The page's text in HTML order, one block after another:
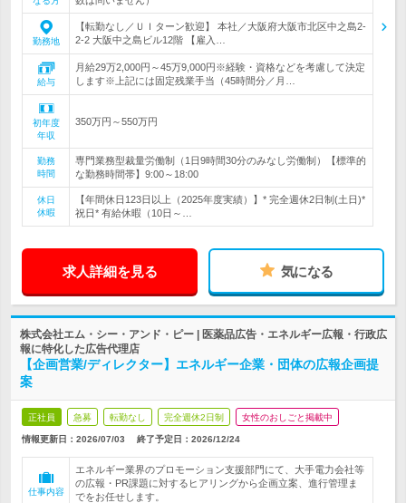
勤務地
【転勤なし／ＵＩターン歓迎】 本社／大阪府大阪市北区中之島2-
2-2 大阪中之島ビル12階 【雇入…
給与
月給29万2,000円～45万9,000円※経験・資格などを考慮して決定
します※上記には固定残業手当（45時間分／月…
初年度
年収
350万円～550万円
勤務
時間
専門業務型裁量労働制（1日9時間30分のみなし労働制）【標準的
な勤務時間帯】9:00～18:00
休日
休暇
【年間休日123日以上（2025年度実績）】* 完全週休2日制(土日)*
祝日* 有給休暇（10日～…
求人詳細を見る 気になる
株式会社エム・シー・アンド・ピー | 医薬品広告・エネルギー広報・行政広
報に特化した広告代理店
【企画営業/ディレクター】エネルギー企業・団体の広報企画提
案
正社員 急募 転勤なし 完全週休2日制 女性のおしごと掲載中
情報更新日：2026/07/03 終了予定日： 2026/12/24
仕事内容
エネルギー業界のプロモーション支援部門にて、大手電力会社等
の広報・PR課題に対するヒアリングから企画立案、進行管理ま
でをお任せします。